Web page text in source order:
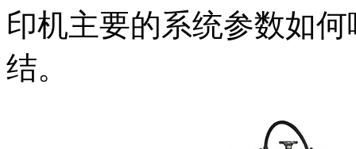
印机主要的系统参数如
结。